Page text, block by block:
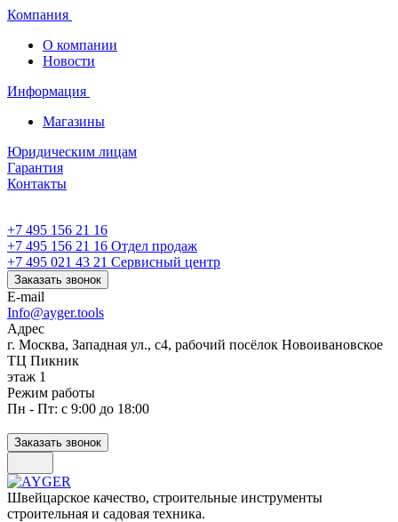
Компания
О компании
Новости
Информация
Магазины
Юридическим лицам
Гарантия
Контакты
+7 495 156 21 16
+7 495 156 21 16 Отдел продаж
+7 495 021 43 21 Cервисный центр
Заказать звонок
E-mail
Info@ayger.tools
Адрес
г. Москва, Западная ул., с4, рабочий посёлок Новоивановское
ТЦ Пикник
этаж 1
Режим работы
Пн - Пт: с 9:00 до 18:00
Заказать звонок
Швейцарское качество, строительные инструменты
строительная и садовая техника.